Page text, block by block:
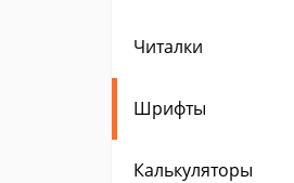
Читалки
Шрифты
Калькуляторы